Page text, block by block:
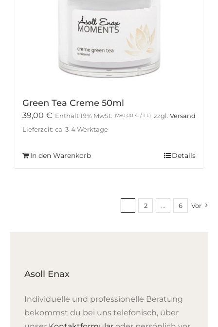
Green Tea Creme 50ml
39,00 € Enthält 19% MwSt. (780,00€ / 1 L) zzgl. Versand
Lieferzeit: ca. 3-4 Werktage
In den Warenkorb Details
2 … 6 Vor
Asoll Enax
Individuelle und professionelle Beratung
bekommst du bei uns telefonisch, über